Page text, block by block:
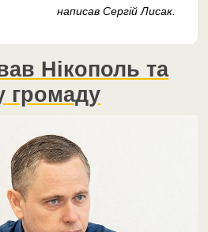
написав Сергій Лисак.
Нікополь та
громаду